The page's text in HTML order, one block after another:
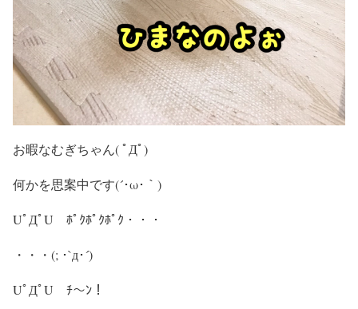
お暇なむぎちゃん( ﾟДﾟ)
何かを思案中です(´･ω･｀)
UﾟДﾟU ﾎﾟｸﾎﾟｸﾎﾟｸ・・・
・・・(; ･`д･´)
UﾟДﾟU ﾁ～ﾝ！